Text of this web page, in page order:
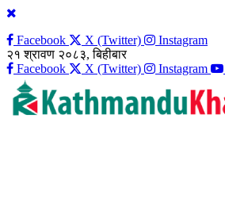
Facebook X (Twitter)
Instagram
२१ श्रावण २०८३, बिहीबार
Facebook
X (Twitter) Instagram